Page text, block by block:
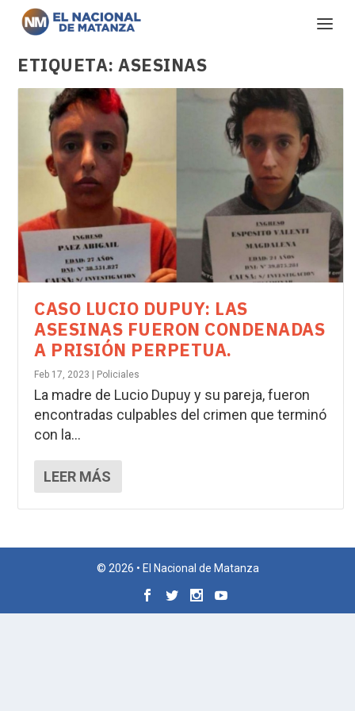
ETIQUETA:ASESINAS
CASO LUCIO DUPUY: LAS
ASESINAS FUERON CONDENADAS
A PRISIÓN PERPETUA.
Feb 17, 2023 Policiales
La madre de Lucio Dupuy y su pareja, fueron
encontradas culpables del crimen que terminó
con la...
LEER MÁS
© 2026 • El Nacional de Matanza